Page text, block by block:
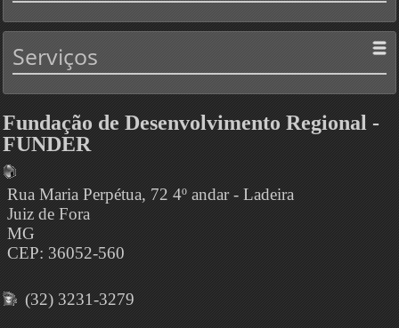
Serviços
Fundação de Desenvolvimento Regional -
FUNDER
Rua Maria Perpétua, 72 4º andar - Ladeira
Juiz de Fora
MG
CEP: 36052-560
(32) 3231-3279